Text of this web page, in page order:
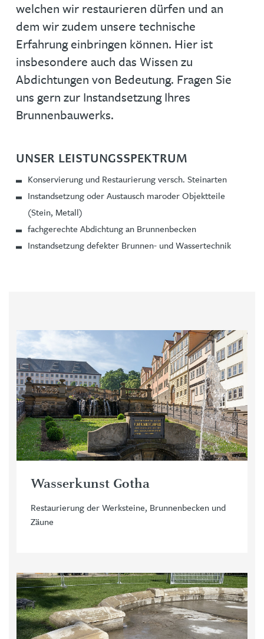
welchen wir restaurieren dürfen und an
dem wir zudem unsere technische
Erfahrung einbringen können. Hier ist
insbesondere auch das Wissen zu
Abdichtungen von Bedeutung. Fragen Sie
uns gern zur Instandsetzung Ihres
Brunnenbauwerks.
UNSER LEISTUNGSSPEKTRUM
Konservierung und Restaurierung versch. Steinarten
Instandsetzung oder Austausch maroder Objektteile
(Stein, Metall)
fachgerechte Abdichtung an Brunnenbecken
Instandsetzung defekter Brunnen- und Wassertechnik
Wasserkunst Gotha
Restaurierung der Werksteine, Brunnenbecken und
Zäune